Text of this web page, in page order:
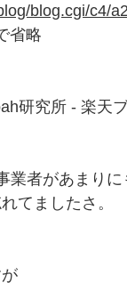
blog.cgi/c4/
省略
研究所 - 楽天
業者があまり
てましたさ。